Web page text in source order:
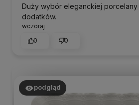
Duży wybór eleganckiej
dodatków.
wczoraj
0
0
podgląd